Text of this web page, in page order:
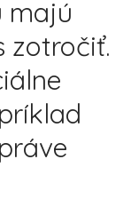
majú
zotročiť.